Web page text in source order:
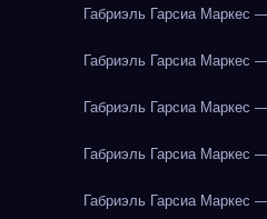
Габриэль Гарсиа Маркес
Габриэль Гарсиа Маркес
Габриэль Гарсиа Маркес
Габриэль Гарсиа Маркес
Габриэль Гарсиа Маркес